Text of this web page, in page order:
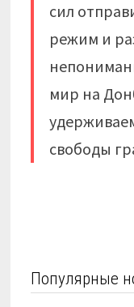
сил
режим и
мир на
свободы
Популярные